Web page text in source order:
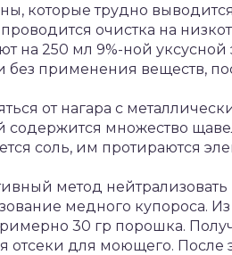
которые трудно
очистка на
на 250 мл 9%-ной
без применения веществ,
от нагара с
содержится множество
соль, им протираются
метод нейтрализовать
медного купороса.
30 гр порошка.
отсеки для моющего. После